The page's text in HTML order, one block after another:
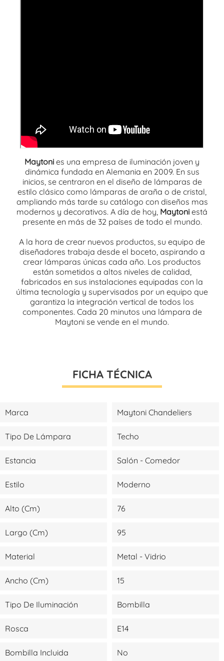
Maytoni es una empresa de iluminación joven y
dinámica fundada en Alemania en 2009. En sus
inicios, se centraron en el diseño de lámparas de
estilo clásico como lámparas de araña o de cristal,
ampliando más tarde su catálogo con diseños mas
modernos y decorativos. A día de hoy, Maytoni está
presente en más de 32 países de todo el mundo.
A la hora de crear nuevos productos, su equipo de
diseñadores trabaja desde el boceto, aspirando a
crear lámparas únicas cada año. Los productos
están sometidos a altos niveles de calidad,
fabricados en sus instalaciones equipadas con la
última tecnología y supervisados por un equipo que
garantiza la integración vertical de todos los
componentes. Cada 20 minutos una lámpara de
Maytoni se vende en el mundo.
FICHA TÉCNICA
Marca Maytoni Chandeliers
Tipo De Lámpara Techo
Estancia Salón - Comedor
Estilo Moderno
Alto (cm) 76
Largo (cm) 95
Material Metal - Vidrio
Ancho (cm) 15
Tipo De Iluminación Bombilla
Rosca E14
Bombilla Incluida No